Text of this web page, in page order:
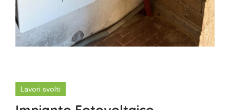
Lavori svolti